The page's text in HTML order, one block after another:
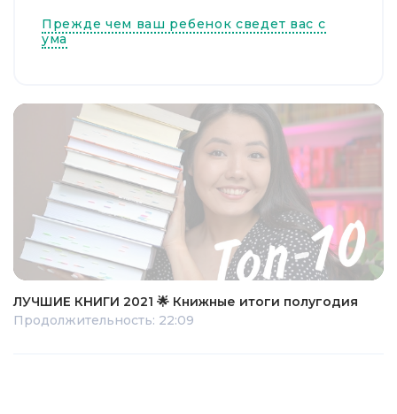
Прежде чем ваш ребенок сведет вас с
ума
ЛУЧШИЕ КНИГИ 2021 🌟 Книжные итоги полугодия
Продолжительность: 22:09